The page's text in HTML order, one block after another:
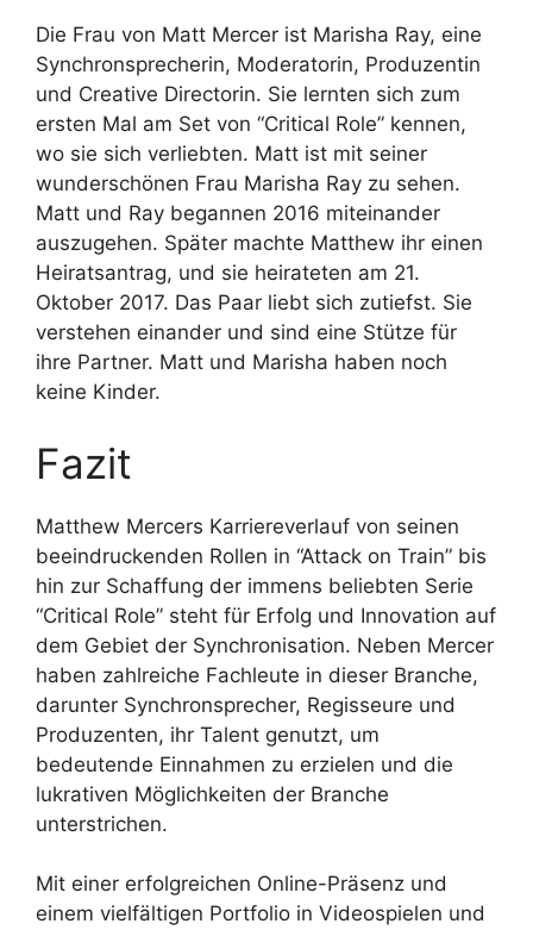
Die Frau von Matt Mercer ist Marisha Ray, eine
Synchronsprecherin, Moderatorin, Produzentin
und Creative Directorin. Sie lernten sich zum
ersten Mal am Set von “Critical Role” kennen,
wo sie sich verliebten. Matt ist mit seiner
wunderschönen Frau Marisha Ray zu sehen.
Matt und Ray begannen 2016 miteinander
auszugehen. Später machte Matthew ihr einen
Heiratsantrag, und sie heirateten am 21.
Oktober 2017. Das Paar liebt sich zutiefst. Sie
verstehen einander und sind eine Stütze für
ihre Partner. Matt und Marisha haben noch
keine Kinder.
Fazit
Matthew Mercers Karriereverlauf von seinen
beeindruckenden Rollen in “Attack on Train” bis
hin zur Schaffung der immens beliebten Serie
“Critical Role” steht für Erfolg und Innovation auf
dem Gebiet der Synchronisation. Neben Mercer
haben zahlreiche Fachleute in dieser Branche,
darunter Synchronsprecher, Regisseure und
Produzenten, ihr Talent genutzt, um
bedeutende Einnahmen zu erzielen und die
lukrativen Möglichkeiten der Branche
unterstrichen.
Mit einer erfolgreichen Online-Präsenz und
einem vielfältigen Portfolio in Videospielen und